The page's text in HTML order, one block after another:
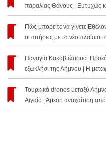
παραλίας Θάνους | Ευτυχώς
Πώς μπορείτε να γίνετε
οι αιτήσεις με το νέο
Παναγία Κακαβιώτισσα:
εξωκλήσι της Λήμνου | Η
Τουρκικά drones μεταξύ
Αιγαίο | Άμεση αναχαίτιση